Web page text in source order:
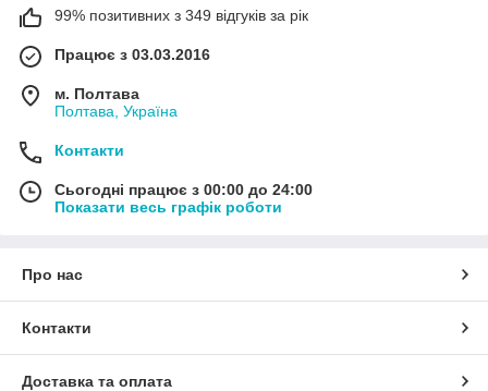
99% позитивних з 349 відгуків за рік
Працює з 03.03.2016
м. Полтава
Полтава, Україна
Контакти
Сьогодні працює з 00:00 до 24:00
Показати весь графік роботи
Про нас
Контакти
Доставка та оплата